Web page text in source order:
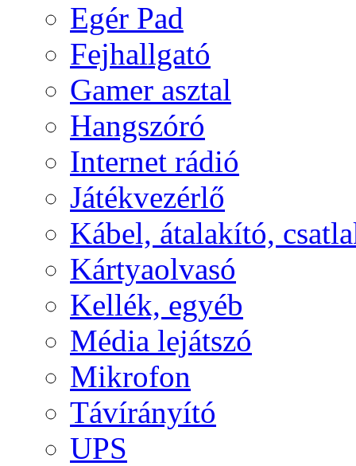
Egér Pad
Fejhallgató
Gamer asztal
Hangszóró
Internet rádió
Játékvezérlő
Kábel, átalakító,
Kártyaolvasó
Kellék, egyéb
Média lejátszó
Mikrofon
Távírányító
UPS